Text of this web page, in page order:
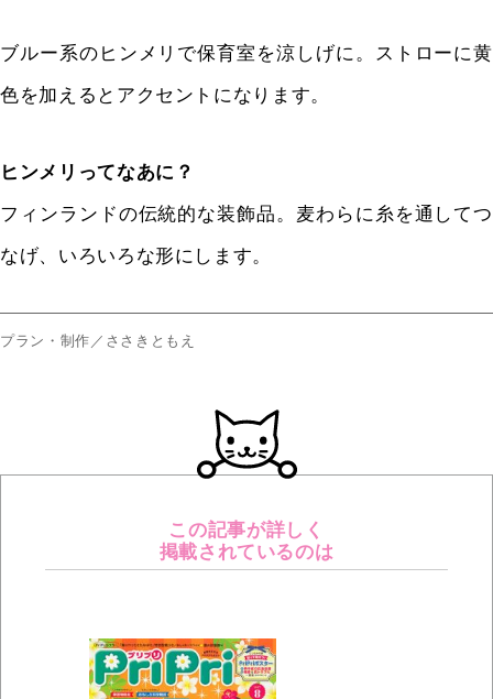
ブルー系のヒンメリで保育室を涼しげに。ストローに黄
色を加えるとアクセントになります。
ヒンメリってなあに？
フィンランドの伝統的な装飾品。麦わらに糸を通してつ
なげ、いろいろな形にします。
プラン・制作／ささきともえ
この記事が詳しく
掲載されているのは